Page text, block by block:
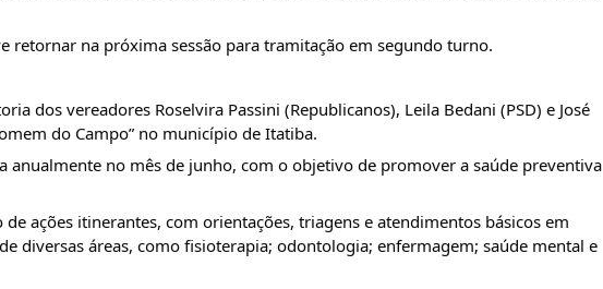
retornar na próxima sessão para tramitação em segundo turno.
dos vereadores Roselvira Passini (Republicanos), Leila Bedani (PSD) e José
do Campo” no município de Itatiba.
anualmente no mês de junho, com o objetivo de promover a saúde preventiva
ações itinerantes, com orientações, triagens e atendimentos básicos em
diversas áreas, como fisioterapia; odontologia; enfermagem; saúde mental e